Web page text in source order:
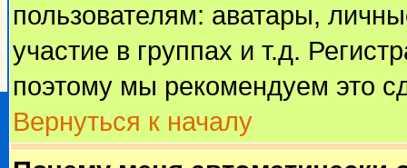
пользователям: аватары,
участие в группах и т.д.
поэтому мы рекомендуем это
Вернуться к началу